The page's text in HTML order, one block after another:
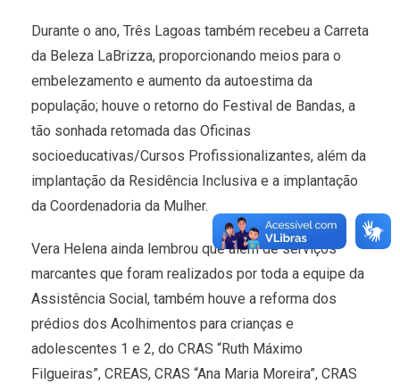
Durante o ano, Três Lagoas também recebeu a Carreta
da Beleza LaBrizza, proporcionando meios para o
embelezamento e aumento da autoestima da
população; houve o retorno do Festival de Bandas, a
tão sonhada retomada das Oficinas
socioeducativas/Cursos Profissionalizantes, além da
implantação da Residência Inclusiva e a implantação
da Coordenadoria da Mulher.
Vera Helena ainda lembrou que além de serviços
marcantes que foram realizados por toda a equipe da
Assistência Social, também houve a reforma dos
prédios dos Acolhimentos para crianças e
adolescentes 1 e 2, do CRAS “Ruth Máximo
Filgueiras”, CREAS, CRAS “Ana Maria Moreira”, CRAS